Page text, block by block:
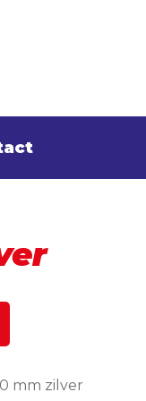
mm zilver